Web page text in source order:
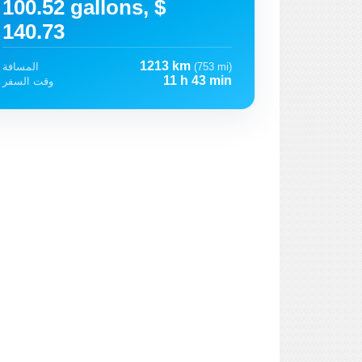
100.52 gallons, $
140.73
المسافة 1213 km (753 mi)
وقت السفر
11 h 43 min